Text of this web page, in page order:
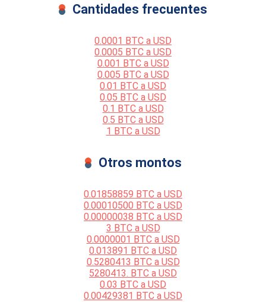
Cantidades frecuentes
0.0001 BTC a USD
0.0005 BTC a USD
0.001 BTC a USD
0.005 BTC a USD
0.01 BTC a USD
0.05 BTC a USD
0.1 BTC a USD
0.5 BTC a USD
1 BTC a USD
Otros montos
0.01858859 BTC a USD
0.00010500 BTC a USD
0.00000038 BTC a USD
3 BTC a USD
0.0000001 BTC a USD
0.013891 BTC a USD
0.5280413 BTC a USD
5280413. BTC a USD
0.03 BTC a USD
0.00429381 BTC a USD